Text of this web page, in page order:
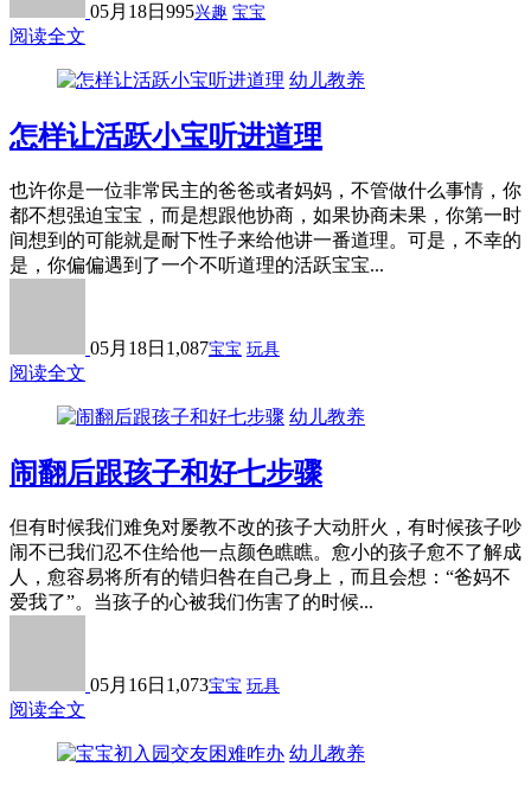
05月18日 995兴趣 宝宝
阅读全文
幼儿教养
怎样让活跃小宝听进道理
也许你是一位非常民主的爸爸或者妈妈，不管做什么事情，你
都不想强迫宝宝，而是想跟他协商，如果协商未果，你第一时
间想到的可能就是耐下性子来给他讲一番道理。可是，不幸的
是，你偏偏遇到了一个不听道理的活跃宝宝...
05月18日 1,087宝宝 玩具
阅读全文
幼儿教养
闹翻后跟孩子和好七步骤
但有时候我们难免对屡教不改的孩子大动肝火，有时候孩子吵
闹不已我们忍不住给他一点颜色瞧瞧。愈小的孩子愈不了解成
人，愈容易将所有的错归咎在自己身上，而且会想：“爸妈不
爱我了”。当孩子的心被我们伤害了的时候...
05月16日 1,073宝宝 玩具
阅读全文
幼儿教养